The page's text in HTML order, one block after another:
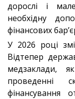
дорослі і
необхідну
фінансових
У 2026 році
Відтепер
медзаклади,
проведенні
фінансування